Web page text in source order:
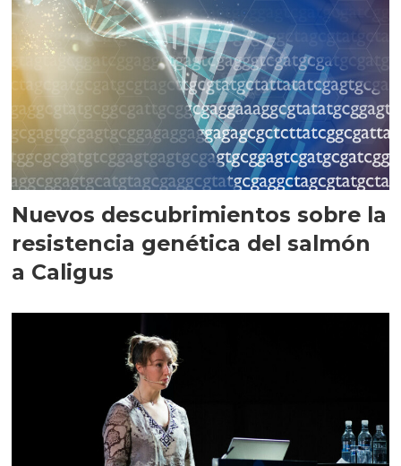
Nuevos descubrimientos sobre la
resistencia genética del salmón
a Caligus